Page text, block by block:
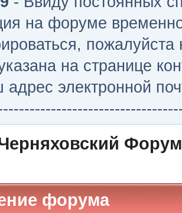
на форуме
на странице
адрес электронной
Форум
форума